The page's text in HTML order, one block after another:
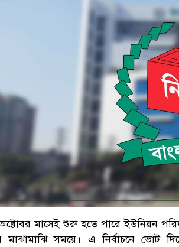
মাসেই শুরু হতে পারে ইউনিয়ন
মাঝামাঝি সময়ে। এ নির্বাচনে ভোট